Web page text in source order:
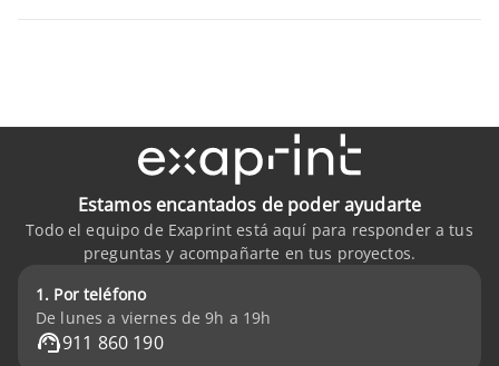
Estamos encantados de poder ayudarte
Todo el equipo de Exaprint está aquí para responder a tus
preguntas y acompañarte en tus proyectos.
1. Por teléfono
De lunes a viernes de 9h a 19h
911 860 190